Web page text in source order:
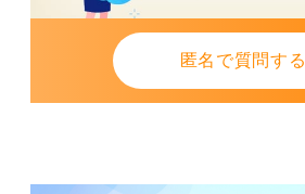
匿名で質問する